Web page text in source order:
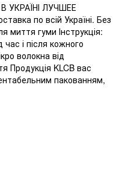
УКРАЇНІ ЛУЧШЕЕ
по всій Україні. Без
миття гуми Інструкція:
і після кожного
волокна від
Продукція KLCB вас
пакованням,